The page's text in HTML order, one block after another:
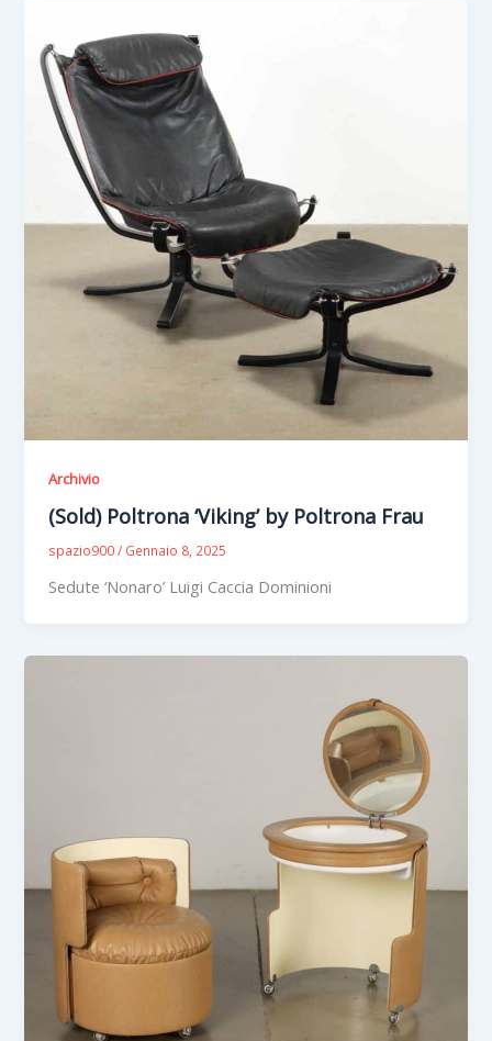
Archivio
(Sold) Poltrona ‘Viking’ by Poltrona Frau
spazio900/ Gennaio 8, 2025
Sedute ‘Nonaro’ Luigi Caccia Dominioni